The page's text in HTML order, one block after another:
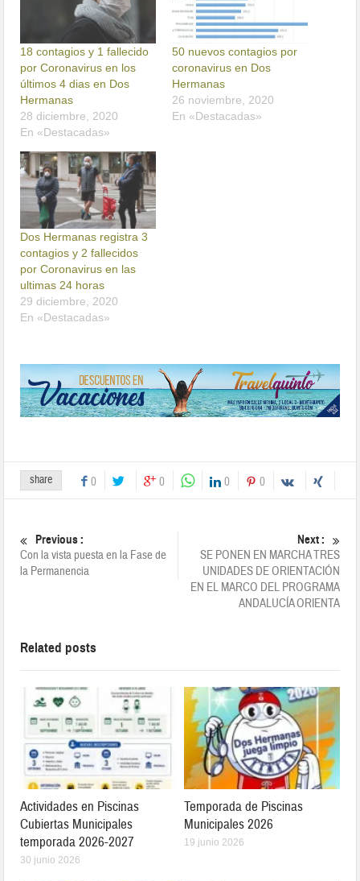
18 contagios y 1 fallecido
por Coronavirus en los
últimos 4 dias en Dos
Hermanas
28 diciembre, 2020
En «Destacadas»
50 nuevos contagios por
coronavirus en Dos
Hermanas
26 noviembre, 2020
En «Destacadas»
Dos Hermanas registra 3
contagios y 2 fallecidos
por Coronavirus en las
ultimas 24 horas
29 diciembre, 2020
En «Destacadas»
share 0 0 0 0
Previous :
Con la vista puesta en la Fase de
la Permanencia
Next :
SE PONEN EN MARCHA TRES
UNIDADES DE ORIENTACIÓN
EN EL MARCO DEL PROGRAMA
ANDALUCÍA ORIENTA
Related posts
Actividades en Piscinas
Cubiertas Municipales
temporada 2026-2027
30 junio 2026
Temporada de Piscinas
Municipales 2026
19 junio 2026